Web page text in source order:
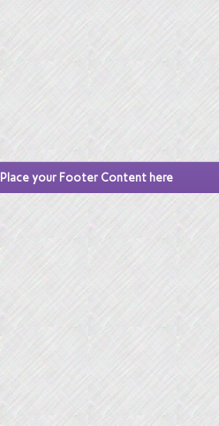
Place your Footer Content here